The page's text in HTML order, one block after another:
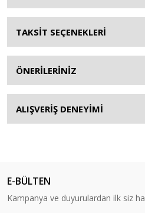
TAKSİT SEÇENEKLERİ
ÖNERİLERİNİZ
ALIŞVERİŞ DENEYİMİ
E-BÜLTEN
Kampanya ve duyurulardan ilk siz